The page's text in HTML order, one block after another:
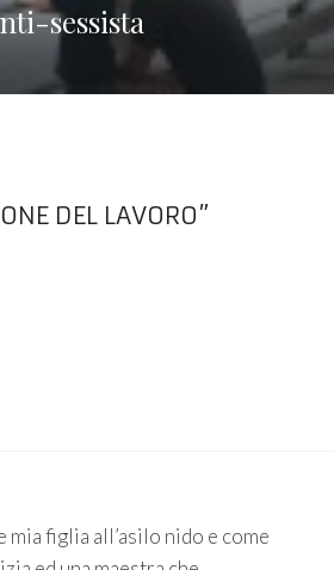
sessista
DEL LAVORO”
figlia all’asilo nido e come